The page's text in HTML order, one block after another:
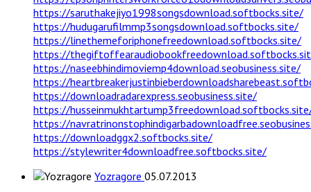
https://saruthakejiyo1998songsdownload.softbocks.site/
https://hudugarufilmmp3songsdownload.softbocks.site/
https://linethemeforiphonefreedownload.softbocks.site/
https://
https://naseebhindimoviemp4download.seobusiness.site/
https://
https://downloadradarexpress.seobusiness.site/
https://
https://
https://downloadggx2.softbocks.site/
https://stylewriter4downloadfree.softbocks.site/
Yozragore 05.07.2013